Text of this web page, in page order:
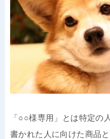
「○○様専用」とは特定の
書かれた人に向けた商品